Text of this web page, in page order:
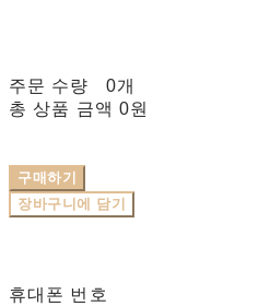
주문 수량
0개
총 상품 금액 0원
구매하기
장바구니에 담기
휴대폰 번호